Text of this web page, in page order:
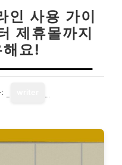
인 사용 가이
제휴몰까지
요!